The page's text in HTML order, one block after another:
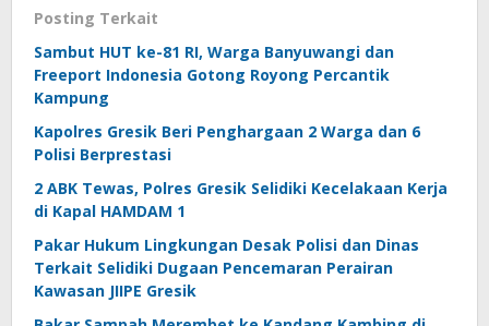
Posting Terkait
Sambut HUT ke-81 RI, Warga Banyuwangi dan
Freeport Indonesia Gotong Royong Percantik
Kampung
Kapolres Gresik Beri Penghargaan 2 Warga dan 6
Polisi Berprestasi
2 ABK Tewas, Polres Gresik Selidiki Kecelakaan Kerja
di Kapal HAMDAM 1
Pakar Hukum Lingkungan Desak Polisi dan Dinas
Terkait Selidiki Dugaan Pencemaran Perairan
Kawasan JIIPE Gresik